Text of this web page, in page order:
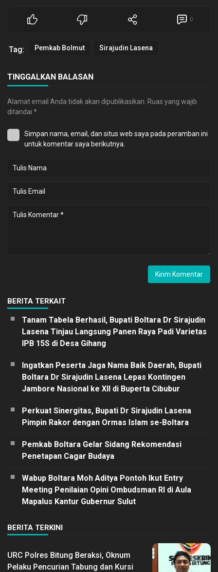
0
Tag: Pemkab Bolmut Sirajudin Lasena
TINGGALKAN BALASAN
Alamat email Anda tidak akan dipublikasikan. Ruas yang wajib
ditandai *
Simpan nama, email, dan situs web saya pada peramban ini
untuk komentar saya berikutnya.
BERITA TERKAIT
Tanam Tabela Berhasil, Bupati Boltara Dr Sirajudin
Lasena Tinjau Langsung Panen Raya Padi Varietas
IPB 15S di Desa Gihang
Ingatkan Peserta Jaga Nama Baik Daerah, Bupati
Boltara Dr Sirajudin Lasena Lepas Kontingen
Jambore Nasional ke XII di Buperta Cibubur
Perkuat Sinergitas, Bupati Dr Sirajudin Lasena
Pimpin Rakor dengan Ormas Islam se-Boltara
Pemkab Boltara Gelar Sidang Rekomendasi
Penetapan Cagar Budaya
Wabup Boltara Moh Aditya Pontoh Ikut Entry
Meeting Penilaian Opini Ombudsman RI di Aula
Mapalus Kantur Gubernur Sulut
BERITA TERKINI
URC Polres Bitung Beraksi, Oknum
Pelaku Pencurian Tabung dan Kursi